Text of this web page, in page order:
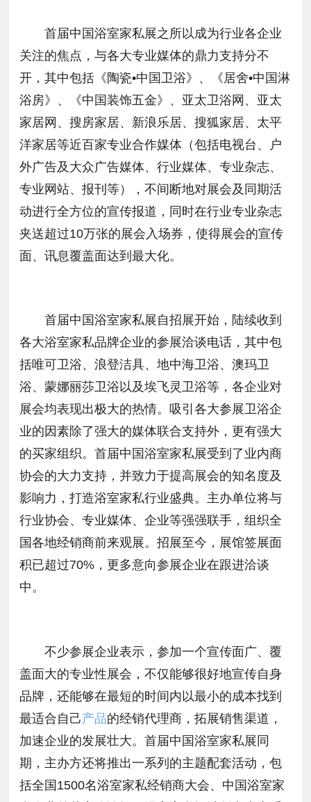
首届中国浴室家私展之所以成为行业各企业
关注的焦点，与各大专业媒体的鼎力支持分不
开，其中包括《陶瓷•中国卫浴》、《居舍•中国淋
浴房》、《中国装饰五金》、亚太卫浴网、亚太
家居网、搜房家居、新浪乐居、搜狐家居、太平
洋家居等近百家专业合作媒体（包括电视台、户
外广告及大众广告媒体、行业媒体、专业杂志、
专业网站、报刊等），不间断地对展会及同期活
动进行全方位的宣传报道，同时在行业专业杂志
夹送超过10万张的展会入场券，使得展会的宣传
面、讯息覆盖面达到最大化。
首届中国浴室家私展自招展开始，陆续收到
各大浴室家私品牌企业的参展洽谈电话，其中包
括唯可卫浴、浪登洁具、地中海卫浴、澳玛卫
浴、蒙娜丽莎卫浴以及埃飞灵卫浴等，各企业对
展会均表现出极大的热情。吸引各大参展卫浴企
业的因素除了强大的媒体联合支持外，更有强大
的买家组织。首届中国浴室家私展受到了业内商
协会的大力支持，并致力于提高展会的知名度及
影响力，打造浴室家私行业盛典。主办单位将与
行业协会、专业媒体、企业等强强联手，组织全
国各地经销商前来观展。招展至今，展馆签展面
积已超过70%，更多意向参展企业在跟进洽谈
中。
不少参展企业表示，参加一个宣传面广、覆
盖面大的专业性展会，不仅能够很好地宣传自身
品牌，还能够在最短的时间内以最小的成本找到
最适合自己产品的经销代理商，拓展销售渠道，
加速企业的发展壮大。首届中国浴室家私展同
期，主办方还将推出一系列的主题配套活动，包
括全国1500名浴室家私经销商大会、中国浴室家